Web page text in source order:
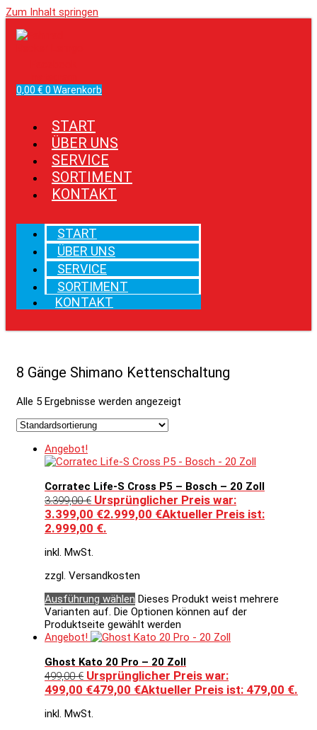
Zum Inhalt springen
0,00 € 0 Warenkorb
START
ÜBER UNS
SERVICE
SORTIMENT
KONTAKT
START
ÜBER UNS
SERVICE
SORTIMENT
KONTAKT
8 Gänge Shimano Kettenschaltung
Alle 5 Ergebnisse werden angezeigt
Angebot!
Corratec Life-S Cross P5 – Bosch – 20 Zoll
3.399,00€ Ursprünglicher Preis war:
3.399,00 €2.999,00 €Aktueller Preis ist:
2.999,00 €.
inkl. MwSt.
zzgl. Versandkosten
Ausführung wählen Dieses Produkt weist mehrere
Varianten auf. Die Optionen können auf der
Produktseite gewählt werden
Angebot!
Ghost Kato 20 Pro – 20 Zoll
499,00€ Ursprünglicher Preis war:
499,00 €479,00 €Aktueller Preis ist: 479,00 €.
inkl. MwSt.